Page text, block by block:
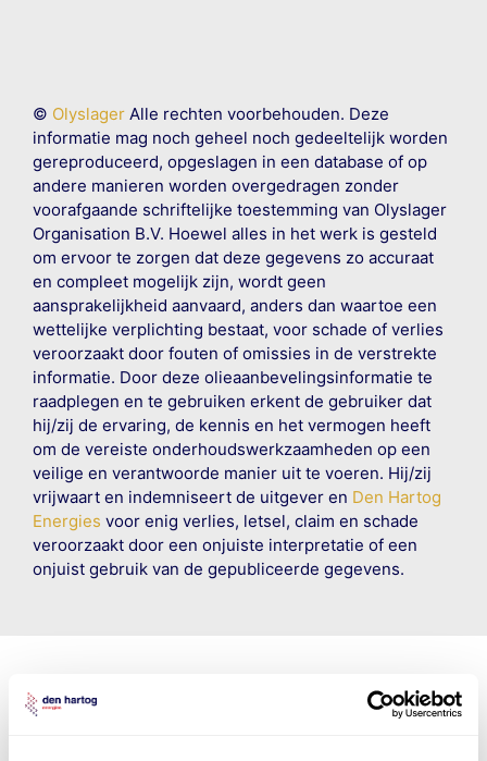
© OlyslagerAlle rechten voorbehouden. Deze
informatie mag noch geheel noch gedeeltelijk worden
gereproduceerd, opgeslagen in een database of op
andere manieren worden overgedragen zonder
voorafgaande schriftelijke toestemming van Olyslager
Organisation B.V. Hoewel alles in het werk is gesteld
om ervoor te zorgen dat deze gegevens zo accuraat
en compleet mogelijk zijn, wordt geen
aansprakelijkheid aanvaard, anders dan waartoe een
wettelijke verplichting bestaat, voor schade of verlies
veroorzaakt door fouten of omissies in de verstrekte
informatie. Door deze olieaanbevelingsinformatie te
raadplegen en te gebruiken erkent de gebruiker dat
hij/zij de ervaring, de kennis en het vermogen heeft
om de vereiste onderhoudswerkzaamheden op een
veilige en verantwoorde manier uit te voeren. Hij/zij
vrijwaart en indemniseert de uitgever en Den Hartog
Energies voor enig verlies, letsel, claim en schade
veroorzaakt door een onjuiste interpretatie of een
onjuist gebruik van de gepubliceerde gegevens.